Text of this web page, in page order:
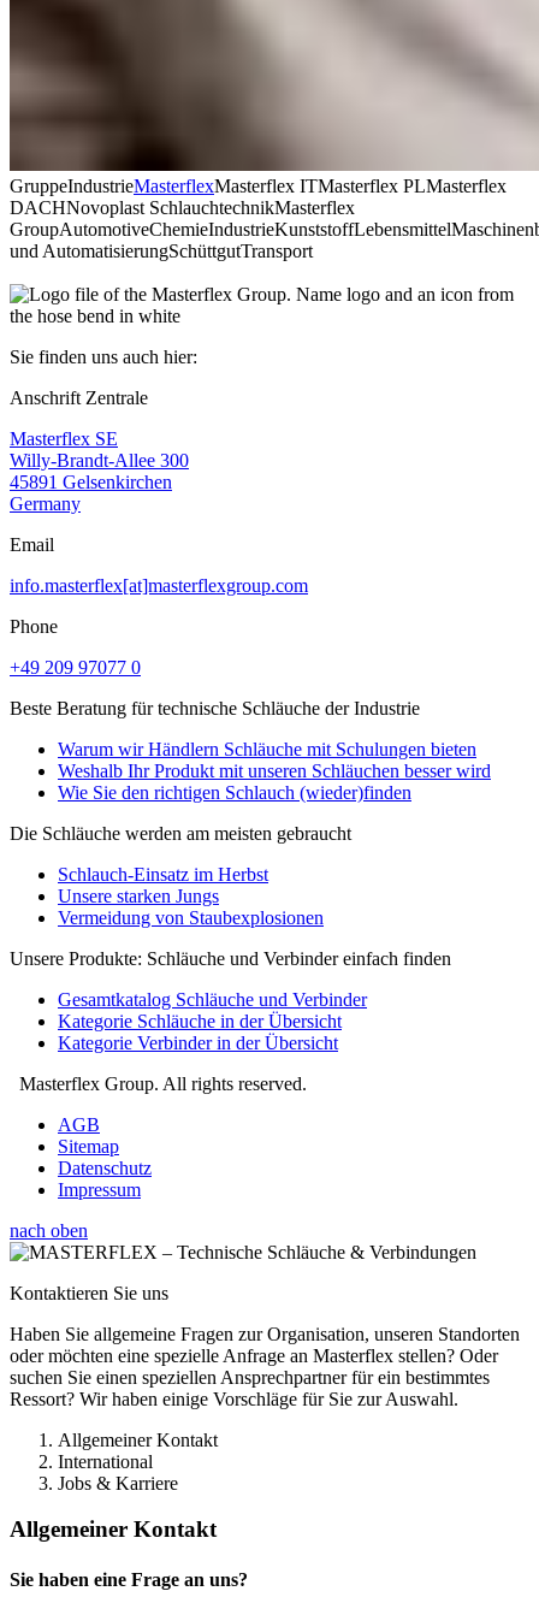
GruppeIndustrieMasterflexMasterflex ITMasterflex PLMasterflex
DACHNovoplast SchlauchtechnikMasterflex
GroupAutomotiveChemieIndustrieKunststoffLebensmittel
und AutomatisierungSchüttgutTransport
Sie finden uns auch hier:
Anschrift Zentrale
Masterflex SE
Willy-Brandt-Allee 300
45891 Gelsenkirchen
Germany
Email
info.masterflex[at]masterflexgroup.com
Phone
+49 209 97077 0
Beste Beratung für technische Schläuche der Industrie
Warum wir Händlern Schläuche mit Schulungen bieten
Weshalb Ihr Produkt mit unseren Schläuchen besser wird
Wie Sie den richtigen Schlauch (wieder)finden
Die Schläuche werden am meisten gebraucht
Schlauch-Einsatz im Herbst
Unsere starken Jungs
Vermeidung von Staubexplosionen
Unsere Produkte: Schläuche und Verbinder einfach finden
Gesamtkatalog Schläuche und Verbinder
Kategorie Schläuche in der Übersicht
Kategorie Verbinder in der Übersicht
Masterflex Group. All rights reserved.
AGB
Sitemap
Datenschutz
Impressum
nach oben
Kontaktieren Sie uns
Haben Sie allgemeine Fragen zur Organisation, unseren Standorten
oder möchten eine spezielle Anfrage an Masterflex stellen? Oder
suchen Sie einen speziellen Ansprechpartner für ein bestimmtes
Ressort? Wir haben einige Vorschläge für Sie zur Auswahl.
Allgemeiner Kontakt
International
Jobs & Karriere
Allgemeiner Kontakt
Sie haben eine Frage an uns?